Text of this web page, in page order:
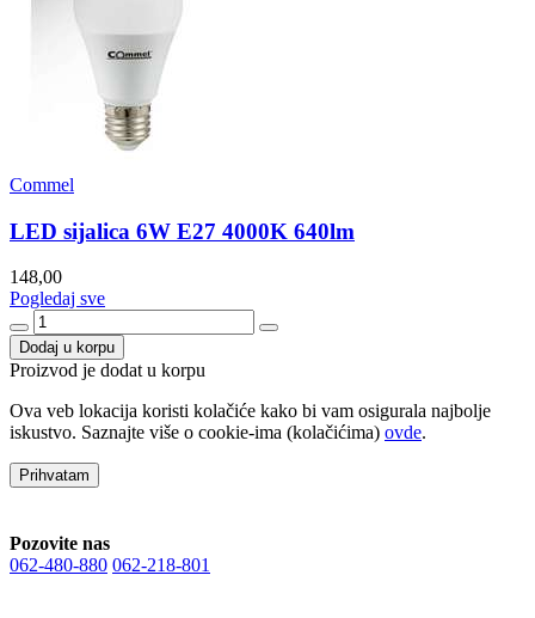
Commel
LED sijalica 6W E27 4000K 640lm
148,00
Pogledaj sve
Dodaj u korpu
Proizvod je dodat u korpu
Ova veb lokacija koristi kolačiće kako bi vam osigurala najbolje
iskustvo. Saznajte više o cookie-ima (kolačićima) ovde.
Prihvatam
Pozovite nas
062-480-880 062-218-801